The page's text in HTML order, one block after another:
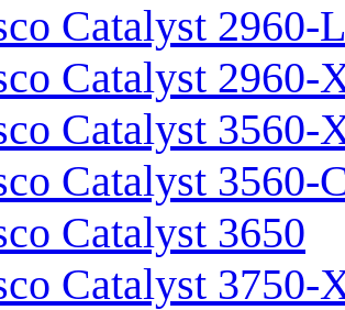
Catalyst 2960-L
Catalyst 2960-
Catalyst 3560-
Catalyst 3560-
Catalyst 3650
Catalyst 3750-